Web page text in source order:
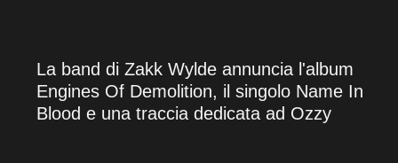
La band di Zakk Wylde annuncia l'album
Engines Of Demolition, il singolo Name In
Blood e una traccia dedicata ad Ozzy